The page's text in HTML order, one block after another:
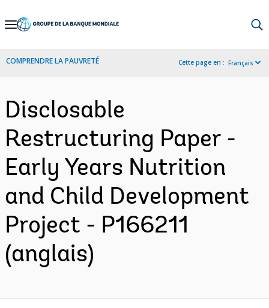
Skip
Navigation
COMPRENDRE LA PAUVRETÉ Cette page en : Français
Disclosable
Restructuring Paper -
Early Years Nutrition
and Child Development
Project - P166211
(anglais)